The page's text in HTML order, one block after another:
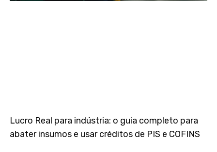
Lucro Real para indústria: o guia completo para
abater insumos e usar créditos de PIS e COFINS